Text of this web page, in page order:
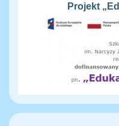
Projekt